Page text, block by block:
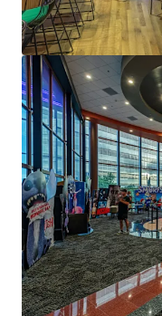
Providence Village
804 Main Street,
3.127 m²
Einzelhandel